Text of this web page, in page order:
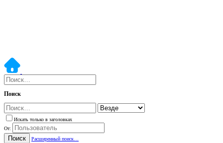
Поиск
Искать только в заголовках
От:
Поиск Расширенный поиск…